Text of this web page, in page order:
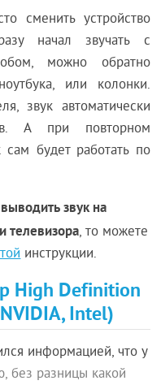
сменить устройство
начал звучать с
можно обратно
или колонки.
звук автоматически
А при повторном
сам будет работать по
звук на
телевизора, то можете
инструкции.
High Definition
Intel)
информацией, что у
без разницы какой